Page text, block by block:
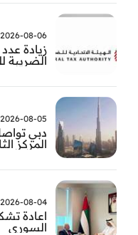
2026-08-06 | 12:27
زيادة
الضريبة
2026-08-05 | 12:21
دبي
المركز
2026-08-04 | 12:38
اعادة
السوري